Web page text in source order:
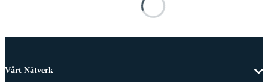
Vårt Nätverk